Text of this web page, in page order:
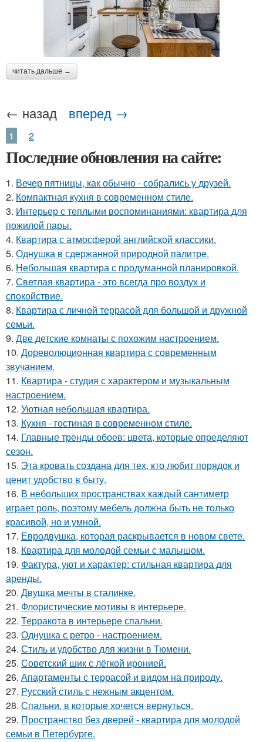
читать дальше →
← назад вперед →
1 2
Последние обновления на сайте:
1. Вечер пятницы, как обычно - собрались у друзей.
2. Компактная кухня в современном стиле.
3. Интерьер с теплыми воспоминаниями: квартира для
пожилой пары.
4. Квартира с атмосферой английской классики.
5. Однушка в сдержанной природной палитре.
6. Небольшая квартира с продуманной планировкой.
7. Светлая квартира - это всегда про воздух и
спокойствие.
8. Квартира с личной террасой для большой и дружной
семьи.
9. Две детские комнаты с похожим настроением.
10. Дореволюционная квартира с современным
звучанием.
11. Квартира - студия с характером и музыкальным
настроением.
12. Уютная небольшая квартира.
13. Кухня - гостиная в современном стиле.
14. Главные тренды обоев: цвета, которые определяют
сезон.
15. Эта кровать создана для тех, кто любит порядок и
ценит удобство в быту.
16. В небольших пространствах каждый сантиметр
играет роль, поэтому мебель должна быть не только
красивой, но и умной.
17. Евродвушка, которая раскрывается в новом свете.
18. Квартира для молодой семьи с малышом.
19. Фактура, уют и характер: стильная квартира для
аренды.
20. Двушка мечты в сталинке.
21. Флористические мотивы в интерьере.
22. Терракота в интерьере спальни.
23. Однушка с ретро - настроением.
24. Стиль и удобство для жизни в Тюмени.
25. Советский шик с лёгкой иронией.
26. Апартаменты с террасой и видом на природу.
27. Русский стиль с нежным акцентом.
28. Спальни, в которые хочется вернуться.
29. Пространство без дверей - квартира для молодой
семьи в Петербурге.